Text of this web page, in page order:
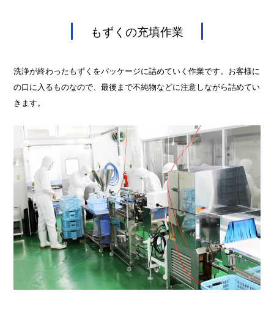
もずくの充填作業
洗浄が終わったもずくをパッケージに詰めていく作業です。お客様に
の口に入るものなので、最後まで不純物などに注意しながら詰めてい
きます。